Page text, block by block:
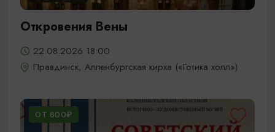
Откровения Вены
22.08.2026 18:00
Правдинск, Алленбургская кирха («Готика холл»)
ОТ 600₽